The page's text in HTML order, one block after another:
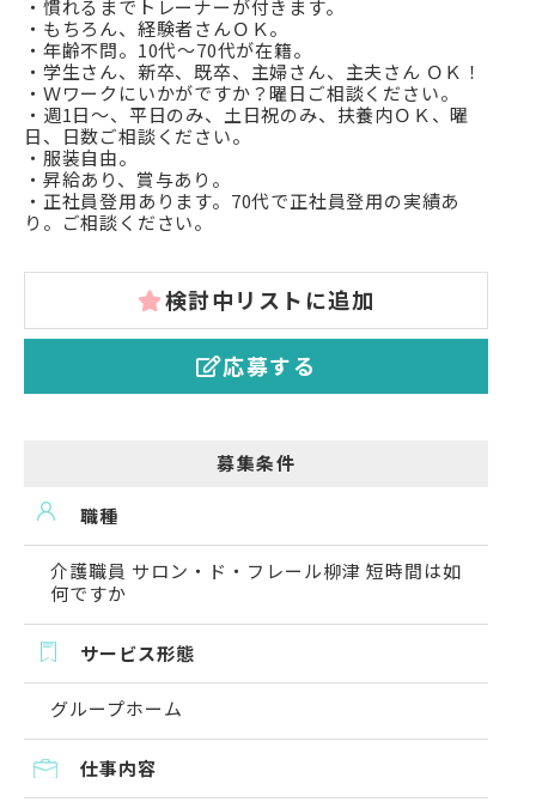
・慣れるまでトレーナーが付きます。
・もちろん、経験者さんＯＫ。
・年齢不問。10代～70代が在籍。
・学生さん、新卒、既卒、主婦さん、主夫さん ＯＫ！
・Ｗワークにいかがですか？曜日ご相談ください。
・週1日～、平日のみ、土日祝のみ、扶養内ＯＫ、曜
日、日数ご相談ください。
・服装自由。
・昇給あり、賞与あり。
・正社員登用あります。70代で正社員登用の実績あ
り。ご相談ください。
応募する
検討中リストに追加
募集条件
職種
介護職員 サロン・ド・フレール柳津 短時間は如
何ですか
サービス形態
グループホーム
仕事内容